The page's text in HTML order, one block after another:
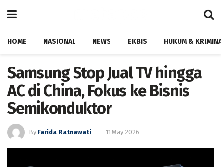
HOME NASIONAL NEWS EKBIS HUKUM &
Samsung Stop Jual TV hingga
AC di China, Fokus ke Bisnis
Semikonduktor
By Farida Ratnawati 11 May 2026